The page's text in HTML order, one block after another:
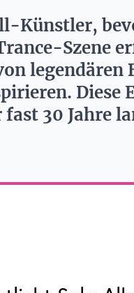
Künstler,
Szene
legendären
Diese
30 Jahre